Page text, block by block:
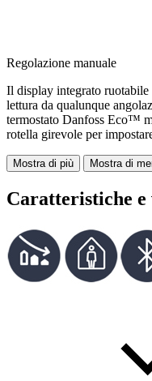
Regolazione manuale
Il display integrato
lettura da qualunque
termostato Danfoss Eco™
rotella girevole per
Mostra di più Mostra di
Caratteristiche e